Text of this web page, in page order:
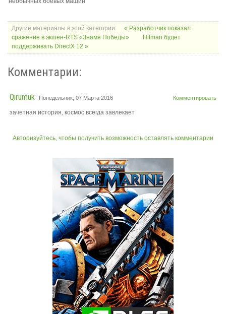
Другие материалы в этой категории:
« Разработчик показал
сражение в экшен-RTS «Знамя Победы»
Hitman будет
поддерживать DirectX 12 »
Комментарии:
Комментировать
Qirumuk Понедельник, 07 Марта 2016
зачетная история, космос всегда завлекает
Авторизуйтесь, чтобы получить возможность оставлять комментарии